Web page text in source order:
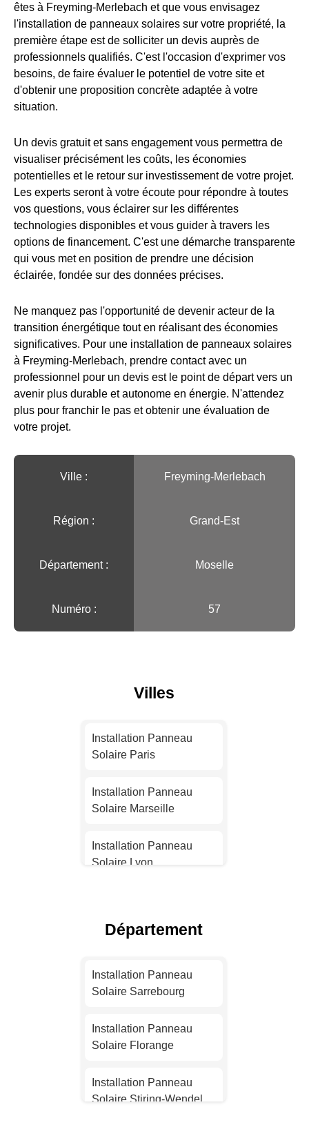
êtes à Freyming-Merlebach et que vous envisagez
l'installation de panneaux solaires sur votre propriété, la
première étape est de solliciter un devis auprès de
professionnels qualifiés. C'est l'occasion d'exprimer vos
besoins, de faire évaluer le potentiel de votre site et
d'obtenir une proposition concrète adaptée à votre
situation.
Un devis gratuit et sans engagement vous permettra de
visualiser précisément les coûts, les économies
potentielles et le retour sur investissement de votre projet.
Les experts seront à votre écoute pour répondre à toutes
vos questions, vous éclairer sur les différentes
technologies disponibles et vous guider à travers les
options de financement. C'est une démarche transparente
qui vous met en position de prendre une décision
éclairée, fondée sur des données précises.
Ne manquez pas l'opportunité de devenir acteur de la
transition énergétique tout en réalisant des économies
significatives. Pour une installation de panneaux solaires
à Freyming-Merlebach, prendre contact avec un
professionnel pour un devis est le point de départ vers un
avenir plus durable et autonome en énergie. N'attendez
plus pour franchir le pas et obtenir une évaluation de
votre projet.
Ville :️ Freyming-Merlebach
Région :️ Grand-Est
Département : Moselle
Numéro : 57
Villes
Installation Panneau
Solaire Paris
Installation Panneau
Solaire Marseille
Installation Panneau
Solaire Lyon
Solaire Nice
Solaire Nantes
Solaire Strasbourg
Département
Installation Panneau
Solaire Sarrebourg
Installation Panneau
Solaire Florange
Installation Panneau
Solaire Stiring-Wendel